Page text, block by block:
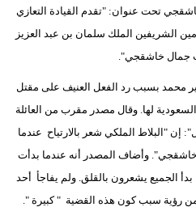
تحت عنوان: "تقدم القيادة التعازي
الشريفين الملك سلمان بن عبد العزيز
جمال خاشقجي".
محمد بسبب رد الفعل العنيف على مقتل
لها. وقال مصدر مقرب من العائلة
إن "البلاط الملكي شعر بالارتياح عندما
وأضاف المصدر أنه عندما بدأت
بدأ الجميع يشعرون بالقلق. ولم يفاجأ أحد
رؤية سبب كون هذه القضية " كبيرة ".